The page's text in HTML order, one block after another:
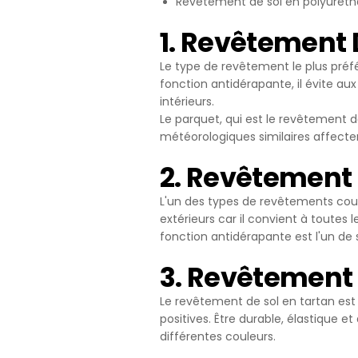
1. Revêtement
Le type de revêtement le plus
fonction antidérapante, il évite
intérieurs.
Le parquet, qui est le revêtement
météorologiques similaires
2. Revêtement
L'un des types de revêtements
extérieurs car il convient à toutes
fonction antidérapante est l'un de
3. Revêtement
Le revêtement de sol en tartan
positives. Être durable, élastique
différentes couleurs.
4.ÇEREZ
Çerezlerin
silmek için
Birçok
cihazınıza
sunar.
Çerezleri
gerekebilir,
sitesindeki
aşağıdaki
İnternet
maddelerinin
Politikası
sahiplerinin